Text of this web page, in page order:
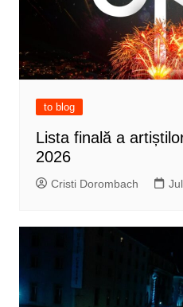
to blog
Lista finală a
2026
Cristi Dorombach